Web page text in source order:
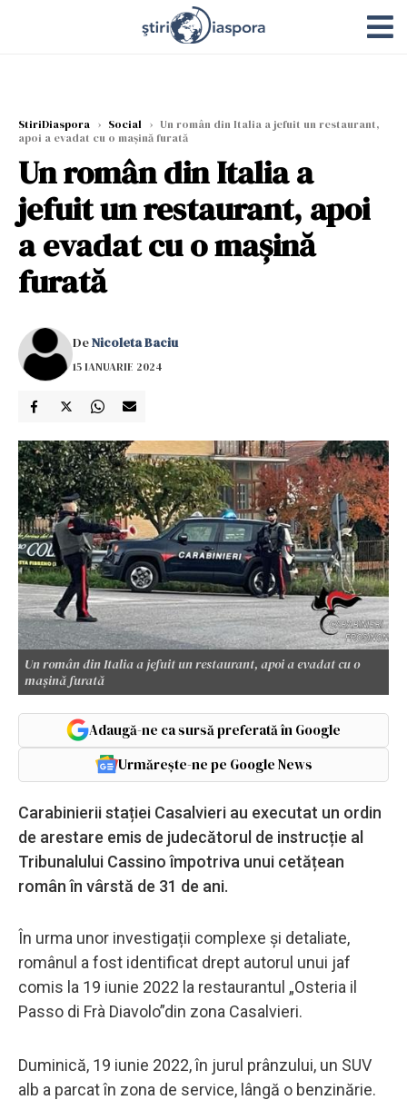
StiriDiaspora › Social › Un român din Italia a jefuit un restaurant,
apoi a evadat cu o mașină furată
Un român din Italia a
jefuit un restaurant, apoi
a evadat cu o mașină
furată
DeNicoleta Baciu
15 IANUARIE 2024
Un român din Italia a jefuit un restaurant, apoi a evadat cu o
mașină furată
Adaugă-ne ca sursă preferată în Google
Urmărește-ne pe Google News
Carabinierii stației Casalvieri au executat un ordin
de arestare emis de judecătorul de instrucție al
Tribunalului Cassino împotriva unui cetățean
român în vârstă de 31 de ani.
În urma unor investigații complexe și detaliate,
românul a fost identificat drept autorul unui jaf
comis la 19 iunie 2022 la restaurantul „Osteria il
Passo di Frà Diavolo”din zona Casalvieri.
Duminică, 19 iunie 2022, în jurul prânzului, un SUV
alb a parcat în zona de service, lângă o benzinărie.